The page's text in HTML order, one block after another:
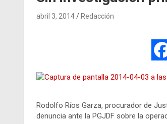
abril 3, 2014 Redacción
Rodolfo Ríos Garza, procurador de
denuncia ante la PGJDF sobre la